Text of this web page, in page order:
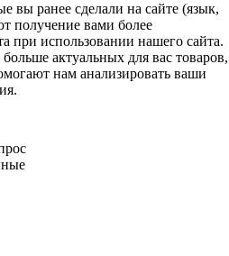
вы ранее сделали на сайте (язык,
получение вами более
при использовании нашего сайта.
актуальных для вас товаров,
нам анализировать ваши